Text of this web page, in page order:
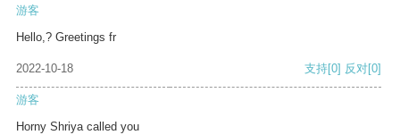
游客
Hello,? Greetings fr
2022-10-18 支持[0] 反对[0]
游客
Horny Shriya called you